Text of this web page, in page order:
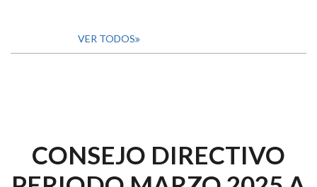
VER TODOS
CONSEJO DIRECTIVO